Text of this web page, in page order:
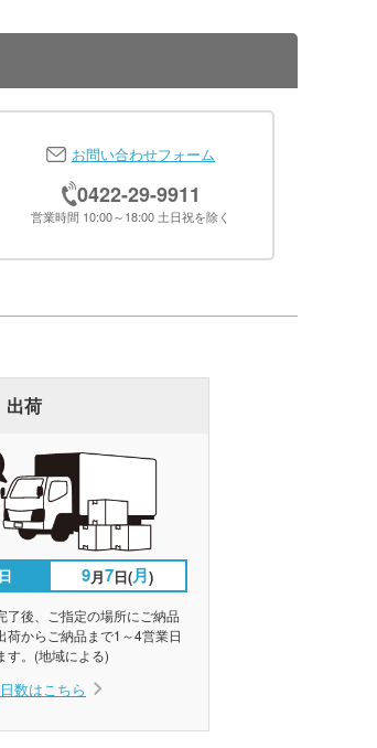
お問い合わせフォーム
0422-29-9911
営業時間 10:00～18:00 土日祝を除く
出荷
9月7日(月)
了後、ご指定の場所にご納品
荷からご納品まで1～4営業日
す。(地域による)
数はこちら